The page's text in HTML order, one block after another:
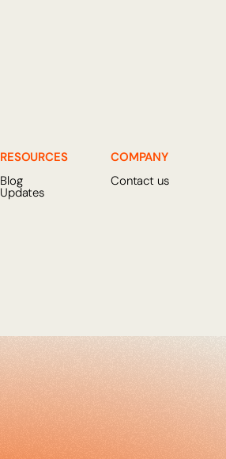
RESOURCES
Blog
Updates
COMPANY
Contact us